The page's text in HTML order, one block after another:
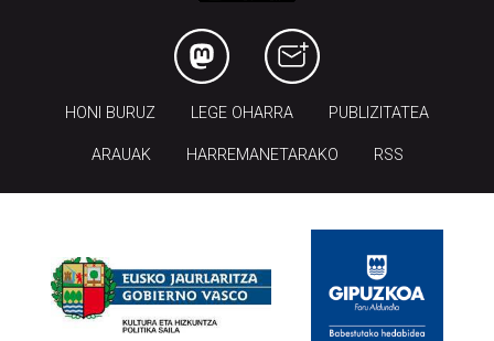
HONI BURUZ LEGE OHARRA PUBLIZITATEA
ARAUAK HARREMANETARAKO RSS